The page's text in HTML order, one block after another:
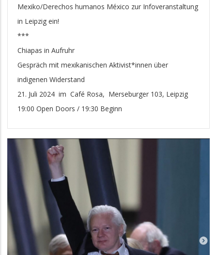
Mexiko/Derechos humanos México zur Infoveranstaltung
in Leipzig ein!
***
Chiapas in Aufruhr
Gespräch mit mexikanischen Aktivist*innen über
indigenen Widerstand
21. Juli 2024 im Café Rosa, Merseburger 103, Leipzig
19:00 Open Doors / 19:30 Beginn